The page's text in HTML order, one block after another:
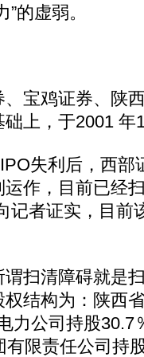
的虚弱。
宝鸡证券、陕
上，于2001 年
失利后，西部
作，目前已经
记者证实，目前
清障碍就是扫
结构为：陕西
力公司持股30.7
限责任公司持